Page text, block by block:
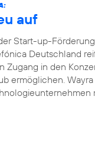
auf
Start-up-
Deutschland
Zugang in den
ermöglichen.